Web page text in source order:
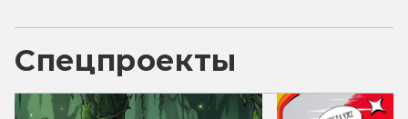
Спецпроекты